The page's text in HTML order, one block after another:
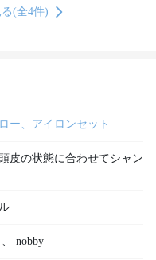
(全4件)
ー、アイロンセット
皮の状態に合わせてシャン
、 nobby